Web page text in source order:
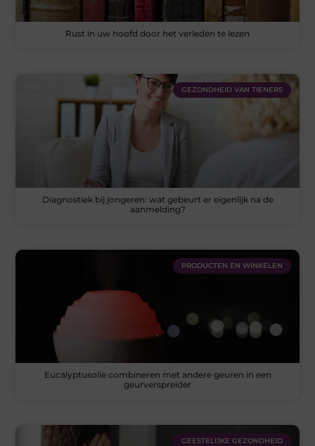
Rust in uw hoofd door het verleden te lezen
GEZONDHEID VAN TIENERS
Diagnostiek bij jongeren: wat gebeurt er eigenlijk na de
aanmelding?
PRODUCTEN EN WINKELEN
Eucalyptusolie combineren met andere geuren in een
geurverspreider
GEESTELIJKE GEZONDHEID